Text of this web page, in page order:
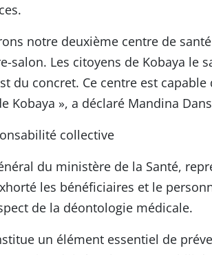
notre deuxième centre de
salon. Les citoyens de Kobaya le
du concret. Ce centre est
Kobaya », a déclaré Mandina
collective
du ministère de la Santé,
les bénéficiaires et le
de la déontologie médicale.
un élément essentiel de